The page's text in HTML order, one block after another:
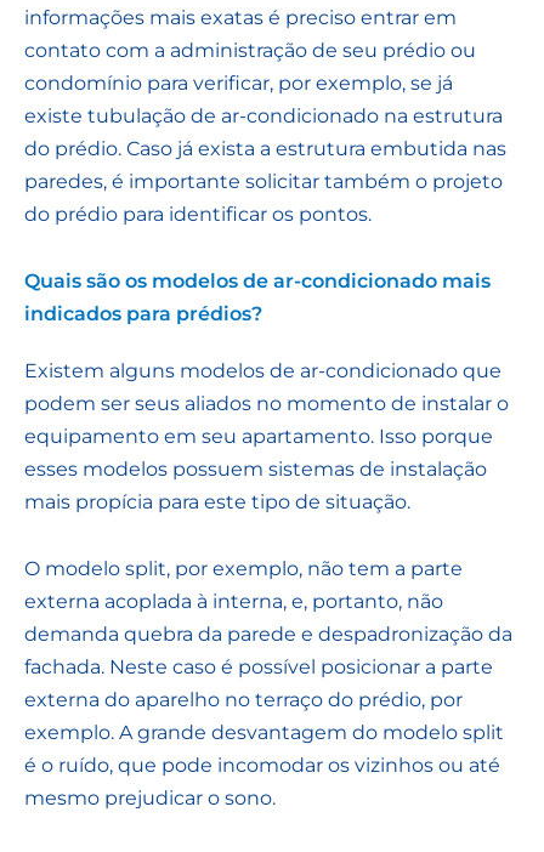
informações mais exatas é preciso entrar em
contato com a administração de seu prédio ou
condomínio para verificar, por exemplo, se já
existe tubulação de ar-condicionado na estrutura
do prédio. Caso já exista a estrutura embutida nas
paredes, é importante solicitar também o projeto
do prédio para identificar os pontos.
Quais são os modelos de ar-condicionado mais
indicados para prédios?
Existem alguns modelos de ar-condicionado que
podem ser seus aliados no momento de instalar o
equipamento em seu apartamento. Isso porque
esses modelos possuem sistemas de instalação
mais propícia para este tipo de situação.
O modelo split, por exemplo, não tem a parte
externa acoplada à interna, e, portanto, não
demanda quebra da parede e despadronização da
fachada. Neste caso é possível posicionar a parte
externa do aparelho no terraço do prédio, por
exemplo. A grande desvantagem do modelo split
é o ruído, que pode incomodar os vizinhos ou até
mesmo prejudicar o sono.